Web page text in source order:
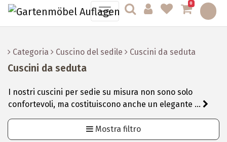
0
Categoria Cuscino del sedile Cuscini da seduta
Cuscini da seduta
I nostri cuscini per sedie su misura non sono solo
confortevoli, ma costituiscono anche un elegante ...
Mostra filtro